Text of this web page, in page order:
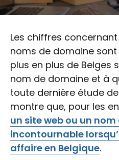
Les chiffres
noms de domaine
plus en plus de Belges
nom de domaine et à
toute dernière étude
montre que, pour les
un site web ou un
incontournable
affaire en Belgique.